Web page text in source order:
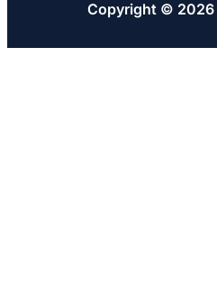
Copyright © 2026